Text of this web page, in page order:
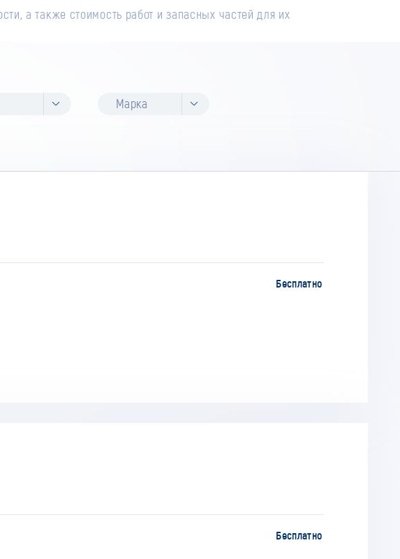
а также стоимость работ и запасных частей для их
Марка
Бесплатно
Бесплатно